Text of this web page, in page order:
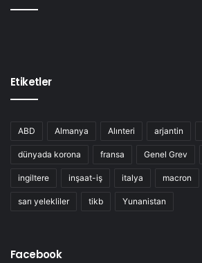
Etiketler
ABD Almanya Alınteri arjantin
dünyada korona fransa Genel Grev
ingiltere inşaat-iş italya macron
sarı yelekliler tikb Yunanistan
Facebook